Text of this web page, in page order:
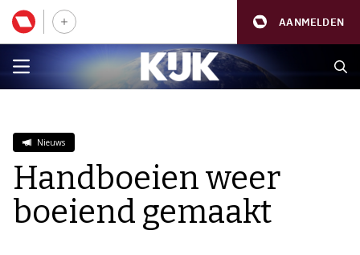
AANMELDEN
Nieuws
Handboeien weer
boeiend gemaakt